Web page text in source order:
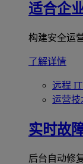
适合企
构建安全运
了解详情
远程
运营技
实时故
后台自动修